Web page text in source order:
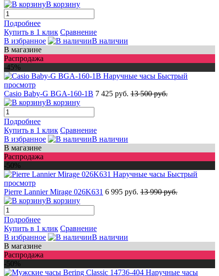
В корзину
Подробнее
Купить в 1 клик Сравнение
В избранное
В наличии
В магазине
Распродажа
-45%
Быстрый
просмотр
Casio Baby-G BGA-160-1B 7 425 руб. 13 500 руб.
В корзину
Подробнее
Купить в 1 клик Сравнение
В избранное
В наличии
В магазине
Распродажа
-50%
Быстрый
просмотр
Pierre Lannier Mirage 026K631 6 995 руб. 13 990 руб.
В корзину
Подробнее
Купить в 1 клик Сравнение
В избранное
В наличии
В магазине
Распродажа
-50%